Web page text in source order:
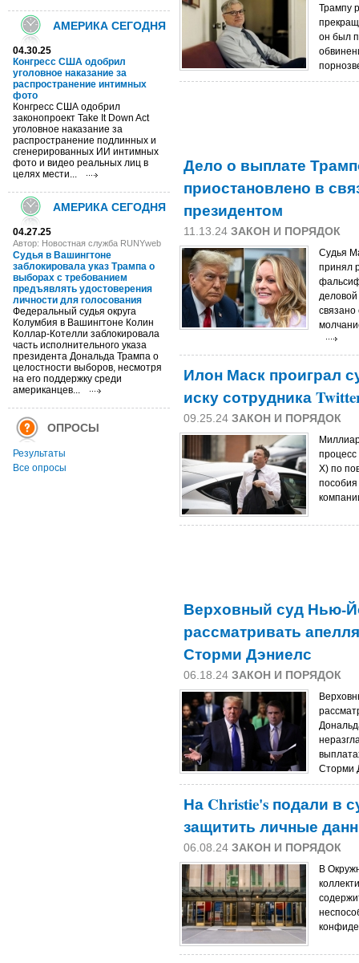
АМЕРИКА СЕГОДНЯ
04.30.25
Конгресс США одобрил
уголовное наказание за
распространение интимных
фото
Конгресс США одобрил
законопроект Take It Down Act
уголовное наказание за
распространение подлинных и
сгенерированных ИИ интимных
фото и видео реальных лиц в
целях мести...
АМЕРИКА СЕГОДНЯ
04.27.25
Автор: Новостная служба RUNYweb
Судья в Вашингтоне
заблокировала указ Трампа о
выборах с требованием
предъявлять удостоверения
личности для голосования
Федеральный судья округа
Колумбия в Вашингтоне Колин
Коллар-Котелли заблокировала
часть исполнительного указа
президента Дональда Трампа о
целостности выборов, несмотря
на его поддержку среди
американцев...
ОПРОСЫ
Результаты
Все опросы
Трампу
он был
Дело о выплате
приостановлено в
президентом
11.13.24 ЗАКОН И ПОРЯДОК
Судья
принял
деловой
связано
Илон Маск проиграл
иску сотрудника
09.25.24 ЗАКОН И ПОРЯДОК
процесс
X) по
Верховный суд Нью-
рассматривать
Сторми Дэниелс
06.18.24 ЗАКОН И ПОРЯДОК
Сторми
На Christie's подали в
защитить личные
06.08.24 ЗАКОН И ПОРЯДОК
В